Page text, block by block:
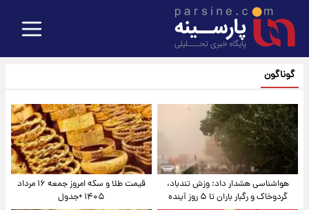
گوناگون
هواشناسی هشدار داد: وزش تندباد،
گردوخاک و رگبار باران تا ۵ روز آینده
قیمت طلا و سکه امروز جمعه ۱۶ مرداد
۱۴۰۵ +جدول